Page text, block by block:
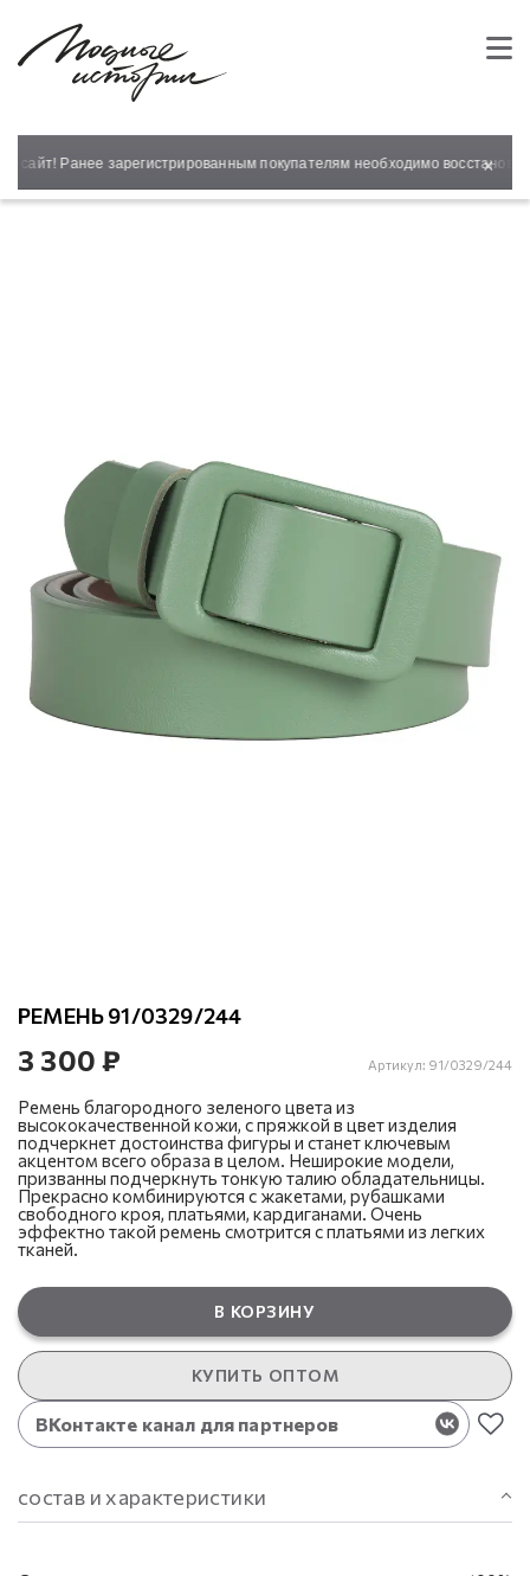
сайт! Ранее зарегистрированным покупателям необходимо ×
РЕМЕНЬ 91/0329/244
3 300 ₽ Артикул: 91/0329/244
Ремень благородного зеленого цвета из
высококачественной кожи, с пряжкой в цвет изделия
подчеркнет достоинства фигуры и станет ключевым
акцентом всего образа в целом. Неширокие модели,
призванны подчеркнуть тонкую талию обладательницы.
Прекрасно комбинируются с жакетами, рубашками
свободного кроя, платьями, кардиганами. Очень
эффектно такой ремень смотрится с платьями из легких
тканей.
В КОРЗИНУ
КУПИТЬ ОПТОМ
ВКонтакте канал для партнеров
состав и характеристики